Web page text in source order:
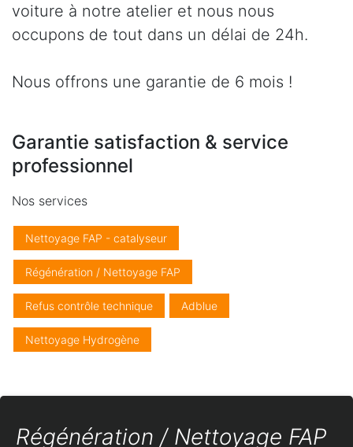
voiture à notre atelier et nous nous
occupons de tout dans un délai de 24h.
Nous offrons une garantie de 6 mois !
Garantie satisfaction & service
professionnel
Nos services
Nettoyage FAP - catalyseur
Régénération / Nettoyage FAP
Refus contrôle technique Adblue
Nettoyage Hydrogène
Régénération / Nettoyage FAP